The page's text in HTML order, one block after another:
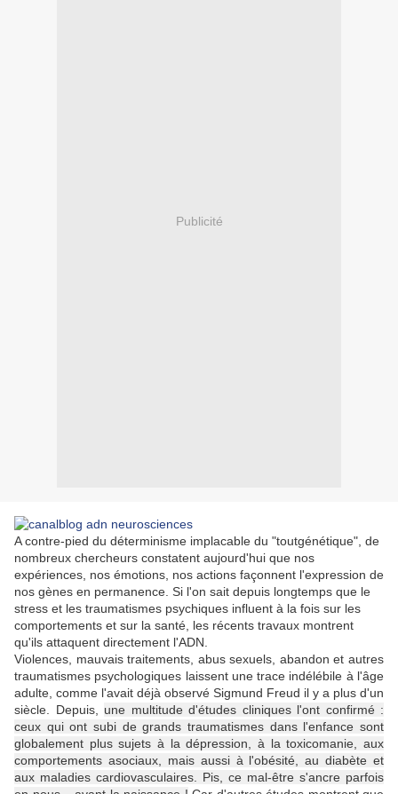
Publicité
A contre-pied du déterminisme implacable du "tout­génétique", de
nombreux chercheurs constatent aujourd'hui que nos
expériences, nos émotions, nos actions façonnent l'expression de
nos gènes en permanence. Si l'on sait depuis longtemps que le
stress et les traumatismes psychiques influent à la fois sur les
comportements et sur la santé, les récents travaux montrent
qu'ils attaquent directement l'ADN.
Violences, mauvais traitements, abus sexuels, abandon et autres
traumatismes psychologiques laissent une trace indélébile à l'âge
adulte, comme l'avait déjà observé Sigmund Freud il y a plus d'un
siècle. Depuis, une multitude d'études cliniques l'ont confirmé :
ceux qui ont subi de grands traumatismes dans l'enfance sont
globalement plus sujets à la dépression, à la toxicomanie, aux
comportements asociaux, mais aussi à l'obésité, au diabète et
aux maladies cardiovasculaires. Pis, ce mal-être s'ancre parfois